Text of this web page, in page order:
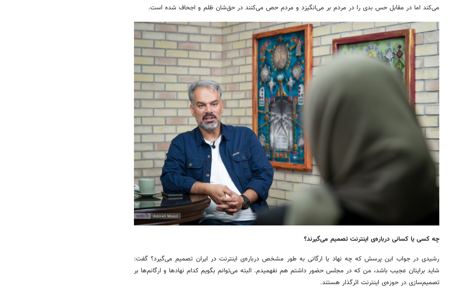
می‌کند اما در مقابل حس بدی را در مردم بر می‌انگیزد و مردم حص می‌کنند در حق‌شان ظلم و اجحاف شده است.
چه کسی یا کسانی درباره‌ی اینترنت تصمیم می‌گیرند؟
رشیدی در جواب این پرسش که چه نهاد یا ارگانی به طور مشخص درباره‌ی اینترنت در ایران تصمیم می‌گیرد؟ گفت:
شاید برایتان عجیب باشد، من که در مجلس حضور داشتم هم نفهمیدم. البته می‌توانم بگویم کدام نهادها و ارگانم‌ها بر
تصمیم‌سازی در حوزه‌ی اینترنت اثرگذار هستند.